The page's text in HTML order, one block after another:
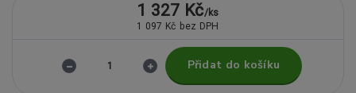
1 327 Kč/ks
1 097 Kč bez DPH
Přidat do košíku